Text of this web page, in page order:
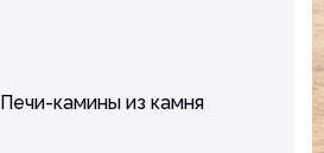
Печи-камины из камня